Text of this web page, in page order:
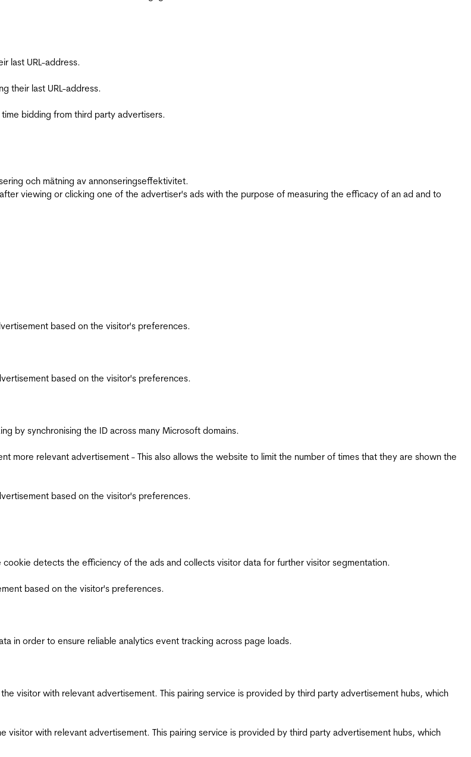
last URL-address.
their last URL-address.
bidding from third party advertisers.
och mätning av annonseringseffektivitet.
viewing or clicking one of the advertiser's ads with the purpose of measuring the efficacy of an ad and to
based on the visitor's preferences.
based on the visitor's preferences.
by synchronising the ID across many Microsoft domains.
more relevant advertisement - This also allows the website to limit the number of times that they are shown the
based on the visitor's preferences.
detects the efficiency of the ads and collects visitor data for further visitor segmentation.
based on the visitor's preferences.
in order to ensure reliable analytics event tracking across page loads.
visitor with relevant advertisement. This pairing service is provided by third party advertisement hubs, which
with relevant advertisement. This pairing service is provided by third party advertisement hubs, which